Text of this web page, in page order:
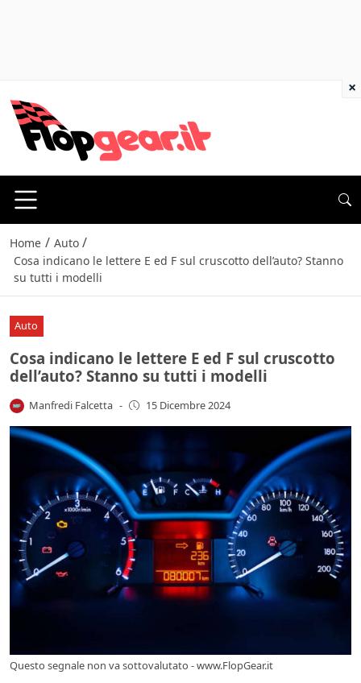
Home / Auto /
Cosa indicano le lettere E ed F sul cruscotto dell’auto? Stanno
su tutti i modelli
Auto
Cosa indicano le lettere E ed F sul cruscotto
dell’auto? Stanno su tutti i modelli
Manfredi Falcetta - 15 Dicembre 2024
Questo segnale non va sottovalutato - www.FlopGear.it
×